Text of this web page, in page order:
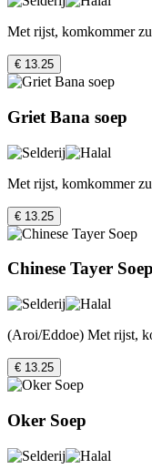
Met rijst, komkommer
€ 13.25
Griet Bana soep
Met rijst, komkommer
€ 13.25
Chinese Tayer Soep
(Aroi/Eddoe) Met rijst,
€ 13.25
Oker Soep